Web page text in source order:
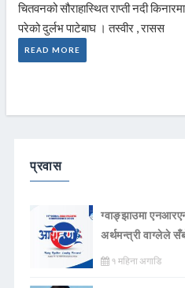
चितवनको सौराहास्थित राप्ती नदी
परेको दुर्लभ पाटेबाघ । तस्वीर , रासस
READ MORE
प्रवास
ग्वाङ्झाउमा
अर्थमन्त्री वाग्लेले
१ महिना अगाडि